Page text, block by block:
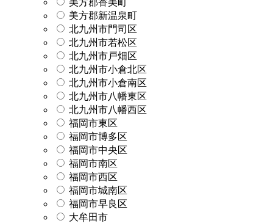
美方郡新温泉町
北九州市門司区
北九州市若松区
北九州市戸畑区
北九州市小倉北区
北九州市小倉南区
北九州市八幡東区
北九州市八幡西区
福岡市東区
福岡市博多区
福岡市中央区
福岡市南区
福岡市西区
福岡市城南区
福岡市早良区
大牟田市